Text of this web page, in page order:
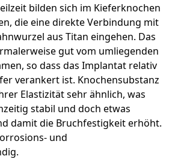
bilden sich im Kieferknochen
die eine direkte Verbindung mit
aus Titan eingehen. Das
gut vom umliegenden
so dass das Implantat relativ
verankert ist. Knochensubstanz
Elastizität sehr ähnlich, was
stabil und doch etwas
damit die Bruchfestigkeit erhöht.
und